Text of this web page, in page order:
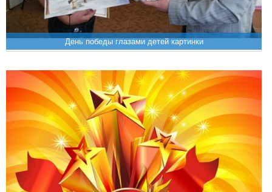
День победы глазами детей картинки